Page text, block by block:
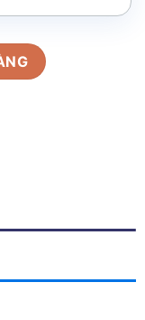
LH-12 số lượng